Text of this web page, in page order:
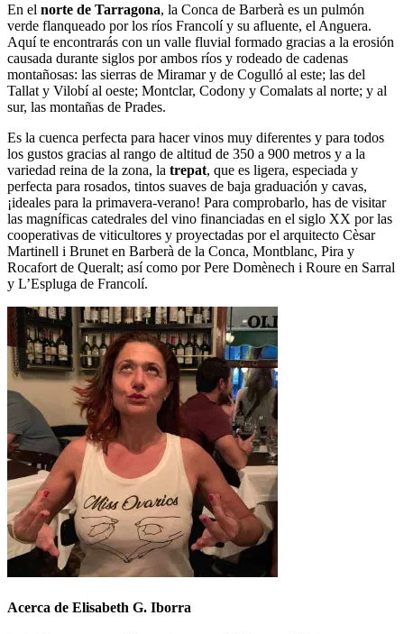
En el norte de Tarragona, la Conca de Barberà es un pulmón
verde flanqueado por los ríos Francolí y su afluente, el Anguera.
Aquí te encontrarás con un valle fluvial formado gracias a la erosión
causada durante siglos por ambos ríos y rodeado de cadenas
montañosas: las sierras de Miramar y de Cogulló al este; las del
Tallat y Vilobí al oeste; Montclar, Codony y Comalats al norte; y al
sur, las montañas de Prades.
Es la cuenca perfecta para hacer vinos muy diferentes y para todos
los gustos gracias al rango de altitud de 350 a 900 metros y a la
variedad reina de la zona, la trepat, que es ligera, especiada y
perfecta para rosados, tintos suaves de baja graduación y cavas,
¡ideales para la primavera-verano! Para comprobarlo, has de visitar
las magníficas catedrales del vino financiadas en el siglo XX por las
cooperativas de viticultores y proyectadas por el arquitecto Cèsar
Martinell i Brunet en Barberà de la Conca, Montblanc, Pira y
Rocafort de Queralt; así como por Pere Domènech i Roure en Sarral
y L’Espluga de Francolí.
Acerca de Elisabeth G. Iborra